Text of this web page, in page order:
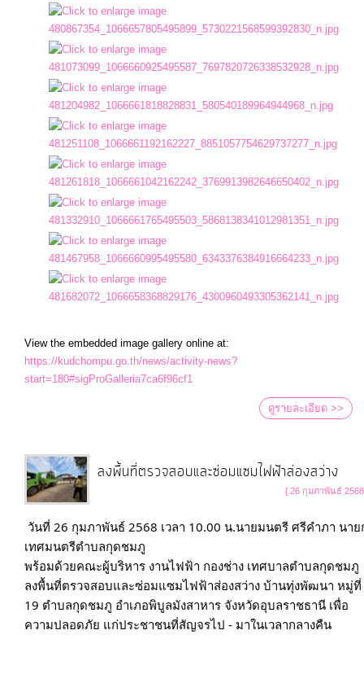
View the embedded image gallery online at:
https://kudchompu.go.th/news/activity-news?
start=180#sigProGalleria7ca6f96cf1
ดูรายละเอียด >>
ลงพื้นที่ตรวจสอบและซ่อมแซมไฟฟ้าส่องสว่าง
[ 26 กุมภาพันธ์
วันที่ 26 กุมภาพันธ์ 2568 เวลา 10.00 น.นายมนตรี ศรีคำภา นาย
เทศมนตรีตำบลกุดชมภู
พร้อมด้วยคณะผู้บริหาร งานไฟฟ้า กองช่าง เทศบาลตำบลกุดชมภู
ลงพื้นที่ตรวจสอบและซ่อมแซมไฟฟ้าส่องสว่าง บ้านทุ่งพัฒนา หมู่ที่
19 ตำบลกุดชมภู อำเภอพิบูลมังสาหาร จังหวัดอุบลราชธานี เพื่อ
ความปลอดภัย แก่ประชาชนที่สัญจรไป - มาในเวลากลางคืน